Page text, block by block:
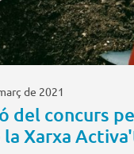
de 2021
del concurs
Xarxa